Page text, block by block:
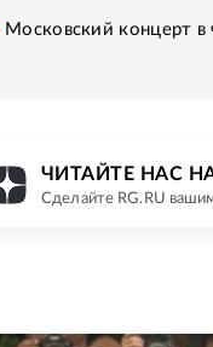
Московский концерт в
ЧИТАЙТЕ НАС НА
Сделайте RG.RU